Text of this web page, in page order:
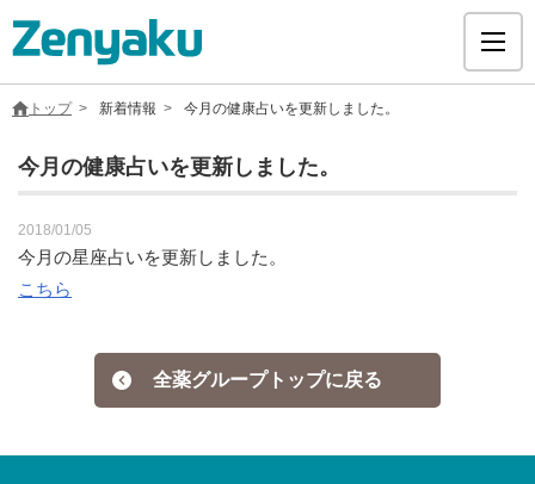
グループについて
サステナビリティ
ヘルスケア
トップ 新着情報 今月の健康占いを更新しました。
今月の健康占いを更新しました。
2018/01/05
今月の星座占いを更新しました。
こちら
全薬グループトップに戻る